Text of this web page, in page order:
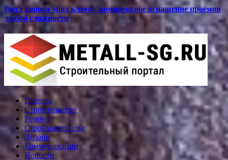
Ролл ворота «под ключ»: комплексное оснащение проёмов
любой сложности
Главная
Строительство
Ремонт
Стройматериалы
Дизайн
Коммуникации
Новости